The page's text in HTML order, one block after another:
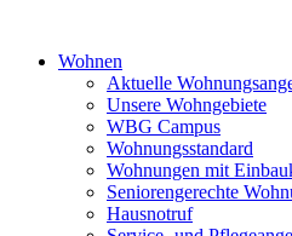
Wohnen
Aktuelle
Unsere Wohngebiete
WBG Campus
Wohnungsstandard
Wohnungen mit
Seniorengerechte
Hausnotruf